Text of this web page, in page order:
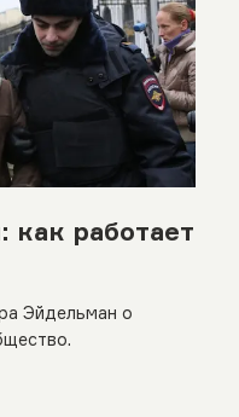
работает
Эйдельман о